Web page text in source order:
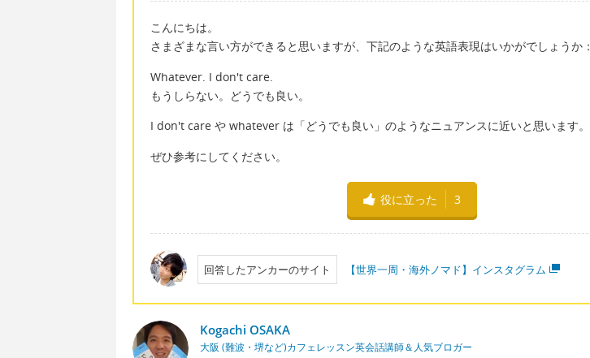
こんにちは。
さまざまな言い方ができると思いますが、下記のような英語表現はいかがでしょうか：
Whatever. I don't care.
もうしらない。どうでも良い。
I don't care や whatever は「どうでも良い」のようなニュアンスに近いと思います。
ぜひ参考にしてください。
役に立った 3
回答したアンカーのサイト 【世界一周・海外ノマド】インスタグラム
Kogachi OSAKA
大阪 (難波・堺など)カフェレッスン英会話講師＆人気ブロガー